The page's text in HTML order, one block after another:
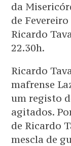
da
de
Ricardo
22.30h.
Ricardo
mafrense
um registo
agitados.
de Ricardo
mescla de